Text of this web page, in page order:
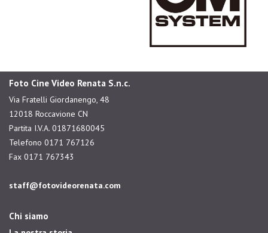
Foto Cine Video Renata S.n.c.
Via Fratelli Giordanengo, 48
12018 Roccavione CN
Partita I.V.A. 01871680045
Telefono 0171 767126
Fax 0171 767343
staff@fotovideorenata.com
Chi siamo